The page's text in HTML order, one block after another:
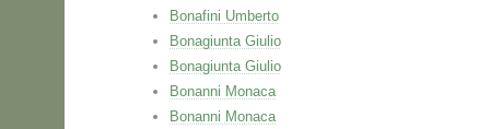
Bonafini Umberto
Bonagiunta Giulio
Bonagiunta Giulio
Bonanni Monaca
Bonanni Monaca